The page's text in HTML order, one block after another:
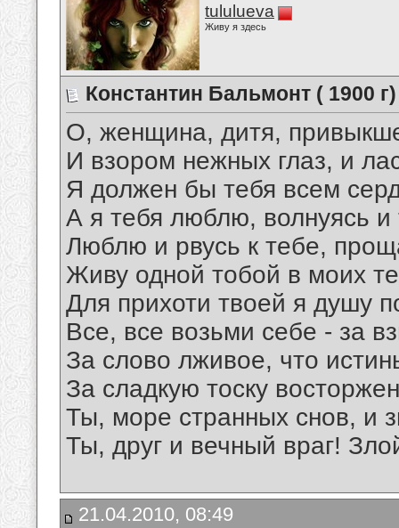
tululueva
Живу я здесь
Константин Бальмонт ( 1900 г)
О, женщина, дитя,
И взором нежных глаз, и
Я должен бы тебя всем
А я тебя люблю, волнуясь и
Люблю и рвусь к тебе,
Живу одной тобой в моих
Для прихоти твоей я душу
Все, все возьми себе - за
За слово лживое, что
За сладкую тоску
Ты, море странных снов, и
Ты, друг и вечный враг!
21.04.2010, 08:49